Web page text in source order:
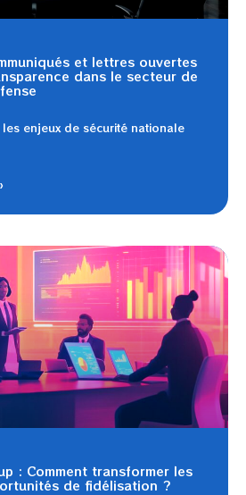
et lettres ouvertes
dans le secteur de
enjeux de sécurité nationale
: Comment transformer les
de fidélisation ?